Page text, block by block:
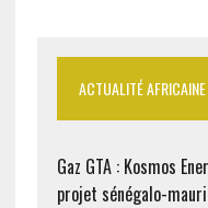
ACTUALITÉ AFRICAINE
Gaz GTA : Kosmos
projet sénégalo-